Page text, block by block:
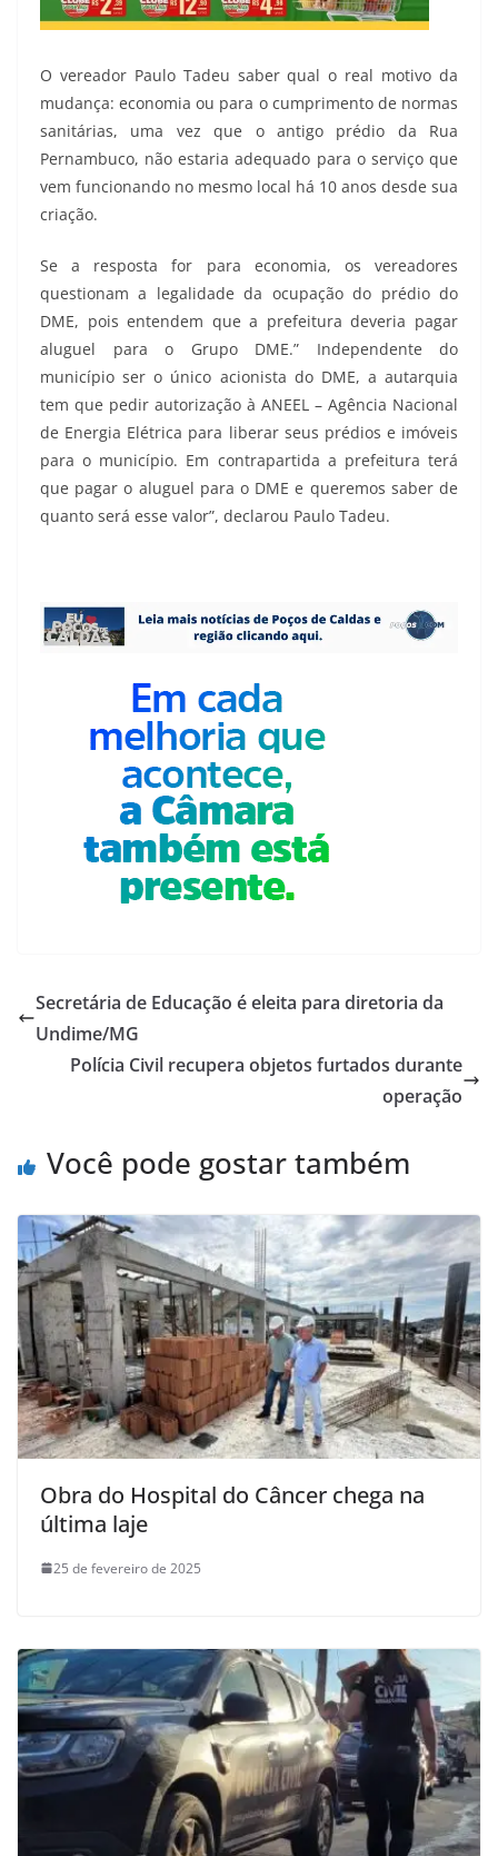
O vereador Paulo Tadeu saber qual o real motivo da
mudança: economia ou para o cumprimento de normas
sanitárias, uma vez que o antigo prédio da Rua
Pernambuco, não estaria adequado para o serviço que
vem funcionando no mesmo local há 10 anos desde sua
criação.
Se a resposta for para economia, os vereadores
questionam a legalidade da ocupação do prédio do
DME, pois entendem que a prefeitura deveria pagar
aluguel para o Grupo DME.” Independente do
município ser o único acionista do DME, a autarquia
tem que pedir autorização à ANEEL – Agência Nacional
de Energia Elétrica para liberar seus prédios e imóveis
para o município. Em contrapartida a prefeitura terá
que pagar o aluguel para o DME e queremos saber de
quanto será esse valor”, declarou Paulo Tadeu.
Secretária de Educação é eleita para diretoria da
Undime/MG
Polícia Civil recupera objetos furtados durante
operação
Você pode gostar também
Obra do Hospital do Câncer chega na
última laje
25 de fevereiro de 2025